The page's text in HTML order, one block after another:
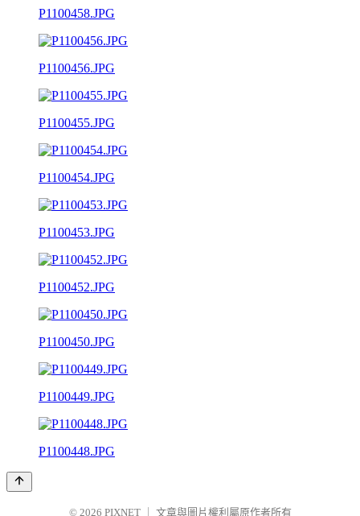
P1100458.JPG
P1100456.JPG
P1100455.JPG
P1100454.JPG
P1100453.JPG
P1100452.JPG
P1100450.JPG
P1100449.JPG
P1100448.JPG
© 2026 PIXNET 文章與圖片權利屬原作者所有